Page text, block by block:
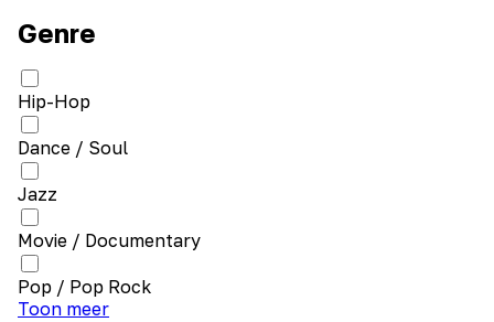
Genre
Hip-Hop
Dance / Soul
Jazz
Movie / Documentary
Pop / Pop Rock
Toon meer